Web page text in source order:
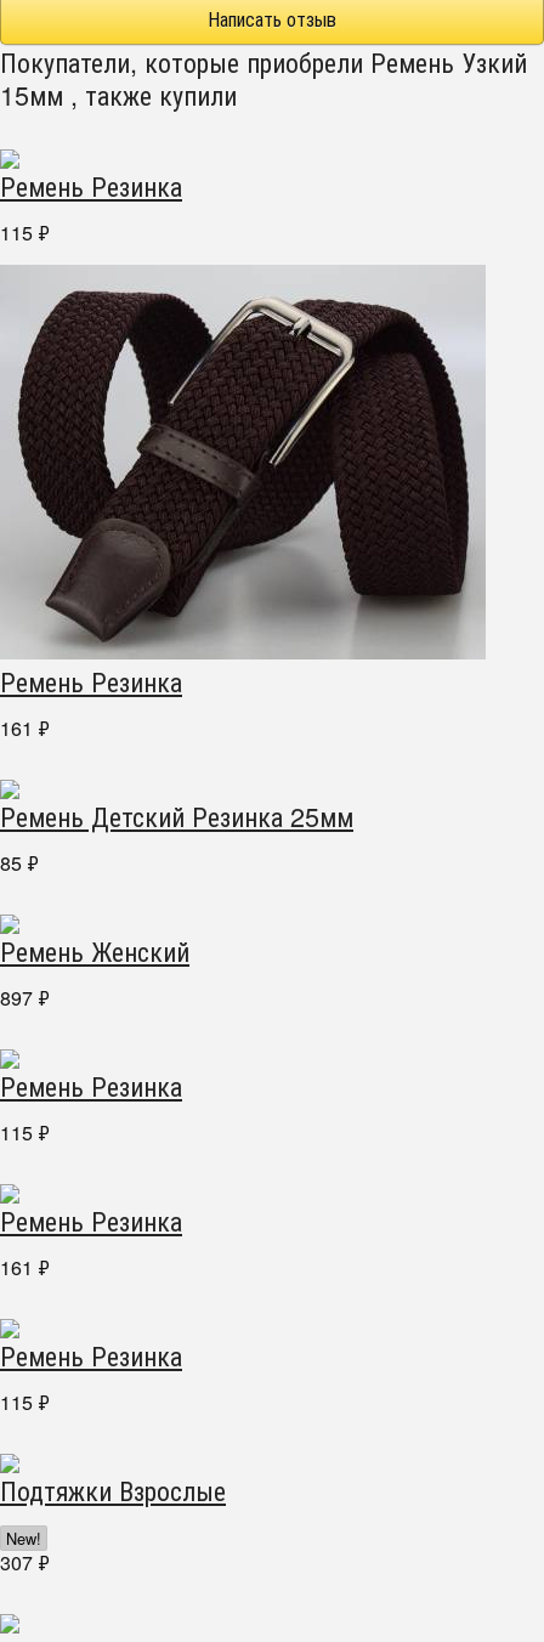
Написать отзыв
Покупатели, которые приобрели Ремень Узкий
15мм , также купили
Ремень Резинка
115 ₽
Ремень Резинка
161 ₽
Ремень Детский Резинка 25мм
85 ₽
Ремень Женский
897 ₽
Ремень Резинка
115 ₽
Ремень Резинка
161 ₽
Ремень Резинка
115 ₽
Подтяжки Взрослые
New!
307 ₽